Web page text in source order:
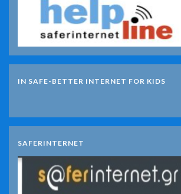
IN SAFE-BETTER INTERNET FOR KIDS
SAFERINTERNET